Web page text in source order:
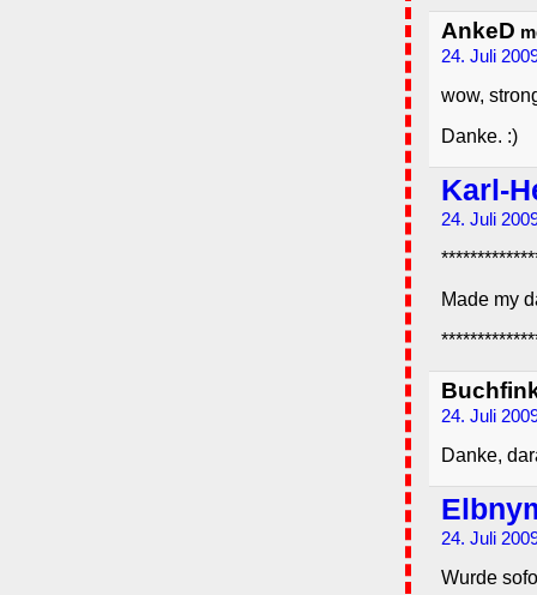
AnkeD
24. Juli
wow,
Danke. :)
Karl-
24. Juli
Made my
24. Juli
Danke,
24. Juli
Wurde